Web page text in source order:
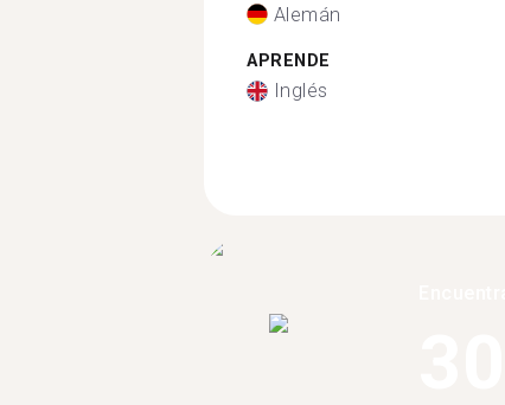
Alemán
APRENDE
Inglés